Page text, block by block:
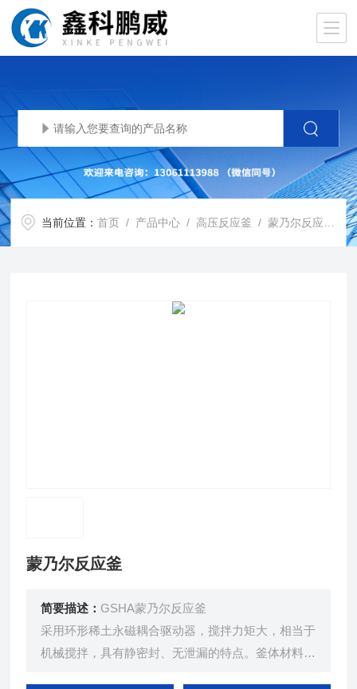
当前位置：首页 / 产品中心 / 高压反应釜 /蒙乃尔反应釜 /
蒙乃尔反应釜
简要描述： GSHA蒙乃尔反应釜
采用环形稀土永磁耦合驱动器，搅拌力矩大，相当于
机械搅拌，具有静密封、无泄漏的特点。釜体材料主